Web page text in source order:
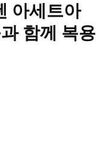
아세트아
함께 복용